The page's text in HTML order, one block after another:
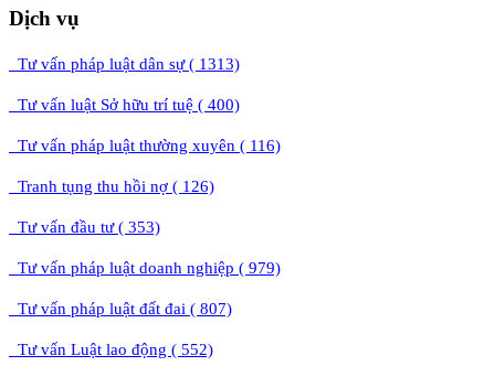
Dịch vụ
Tư vấn pháp luật dân sự ( 1313)
Tư vấn luật Sở hữu trí tuệ ( 400)
Tư vấn pháp luật thường xuyên ( 116)
Tranh tụng thu hồi nợ ( 126)
Tư vấn đầu tư ( 353)
Tư vấn pháp luật doanh nghiệp ( 979)
Tư vấn pháp luật đất đai ( 807)
Tư vấn Luật lao động ( 552)